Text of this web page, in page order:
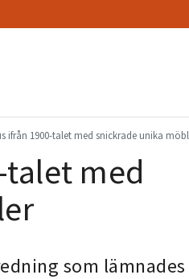
ifrån 1900-talet med snickrade unika
med
som